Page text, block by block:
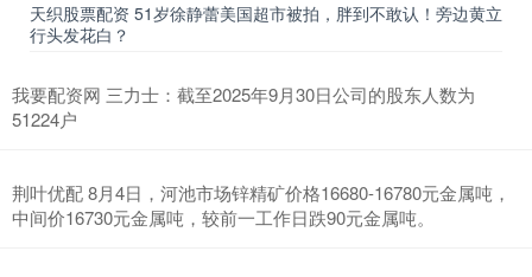
天织股票配资 51岁徐静蕾美国超市被拍，胖到不敢认！旁边黄立
行头发花白？
我要配资网 三力士：截至2025年9月30日公司的股东人数为
51224户
荆叶优配 8月4日，河池市场锌精矿价格16680-16780元金属吨，
中间价16730元金属吨，较前一工作日跌90元金属吨。